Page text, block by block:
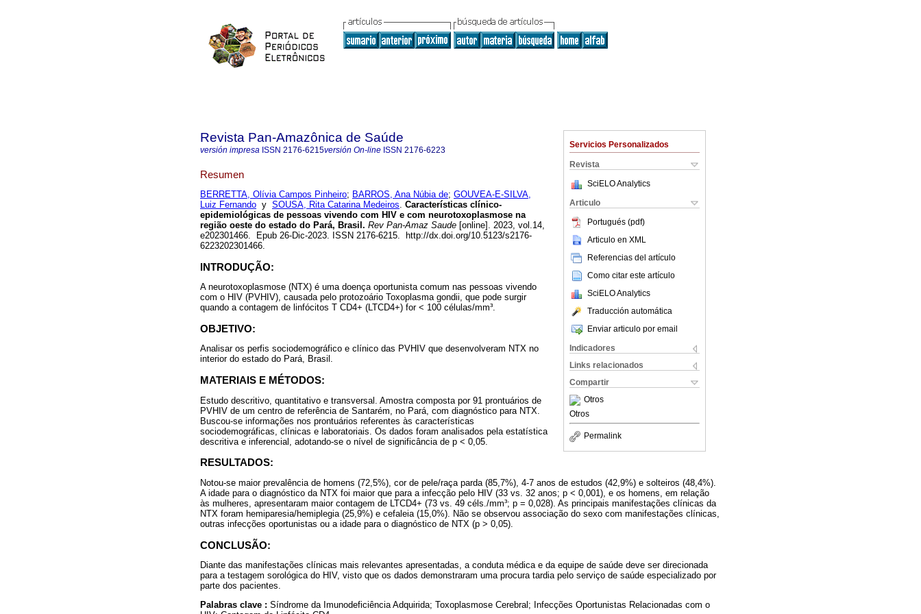
Servicios Personalizados
Revista
SciELO Analytics
Articulo
Portugués (pdf)
Articulo en XML
Referencias del artículo
Como citar este artículo
SciELO Analytics
Traducción automática
Enviar articulo por email
Indicadores
Links relacionados
Compartir
Otros
Otros
Permalink
Revista Pan-Amazônica de Saúde
versión impresa ISSN 2176-6215versión On-line ISSN 2176-6223
Resumen
BERRETTA, Olívia Campos Pinheiro; BARROS, Ana Núbia de; GOUVEA-E-SILVA,
Luiz Fernando y SOUSA, Rita Catarina Medeiros. Características clínico-
epidemiológicas de pessoas vivendo com HIV e com neurotoxoplasmose na
região oeste do estado do Pará, Brasil. Rev Pan-Amaz Saude [online]. 2023, vol.14,
e202301466. Epub 26-Dic-2023. ISSN 2176-6215. http://dx.doi.org/10.5123/s2176-
6223202301466.
INTRODUÇÃO:
A neurotoxoplasmose (NTX) é uma doença oportunista comum nas pessoas vivendo
com o HIV (PVHIV), causada pelo protozoário Toxoplasma gondii, que pode surgir
quando a contagem de linfócitos T CD4+ (LTCD4+) for < 100 células/mm³.
OBJETIVO:
Analisar os perfis sociodemográfico e clínico das PVHIV que desenvolveram NTX no
interior do estado do Pará, Brasil.
MATERIAIS E MÉTODOS:
Estudo descritivo, quantitativo e transversal. Amostra composta por 91 prontuários de
PVHIV de um centro de referência de Santarém, no Pará, com diagnóstico para NTX.
Buscou-se informações nos prontuários referentes às características
sociodemográficas, clínicas e laboratoriais. Os dados foram analisados pela estatística
descritiva e inferencial, adotando-se o nível de significância de p < 0,05.
RESULTADOS:
Notou-se maior prevalência de homens (72,5%), cor de pele/raça parda (85,7%), 4-7 anos de estudos (42,9%) e solteiros (48,4%).
A idade para o diagnóstico da NTX foi maior que para a infecção pelo HIV (33 vs. 32 anos; p < 0,001), e os homens, em relação
às mulheres, apresentaram maior contagem de LTCD4+ (73 vs. 49 céls./mm³; p = 0,028). As principais manifestações clínicas da
NTX foram hemiparesia/hemiplegia (25,9%) e cefaleia (15,0%). Não se observou associação do sexo com manifestações clínicas,
outras infecções oportunistas ou a idade para o diagnóstico de NTX (p > 0,05).
CONCLUSÃO:
Diante das manifestações clínicas mais relevantes apresentadas, a conduta médica e da equipe de saúde deve ser direcionada
para a testagem sorológica do HIV, visto que os dados demonstraram uma procura tardia pelo serviço de saúde especializado por
parte dos pacientes.
Palabras clave : Síndrome da Imunodeficiência Adquirida; Toxoplasmose Cerebral; Infecções Oportunistas Relacionadas com o